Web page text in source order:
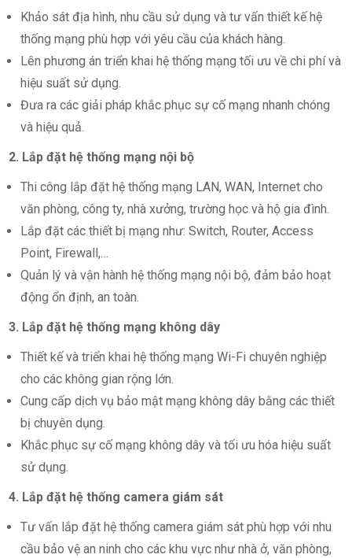
Khảo sát địa hình, nhu cầu sử dụng và tư vấn thiết kế hệ
thống mạng phù hợp với yêu cầu của khách hàng.
Lên phương án triển khai hệ thống mạng tối ưu về chi phí và
hiệu suất sử dụng.
Đưa ra các giải pháp khắc phục sự cố mạng nhanh chóng
và hiệu quả.
2. Lắp đặt hệ thống mạng nội bộ
Thi công lắp đặt hệ thống mạng LAN, WAN, Internet cho
văn phòng, công ty, nhà xưởng, trường học và hộ gia đình.
Lắp đặt các thiết bị mạng như: Switch, Router, Access
Point, Firewall,…
Quản lý và vận hành hệ thống mạng nội bộ, đảm bảo hoạt
động ổn định, an toàn.
3. Lắp đặt hệ thống mạng không dây
Thiết kế và triển khai hệ thống mạng Wi-Fi chuyên nghiệp
cho các không gian rộng lớn.
Cung cấp dịch vụ bảo mật mạng không dây bằng các thiết
bị chuyên dụng.
Khắc phục sự cố mạng không dây và tối ưu hóa hiệu suất
sử dụng.
4. Lắp đặt hệ thống camera giám sát
Tư vấn lắp đặt hệ thống camera giám sát phù hợp với nhu
cầu bảo vệ an ninh cho các khu vực như nhà ở, văn phòng,